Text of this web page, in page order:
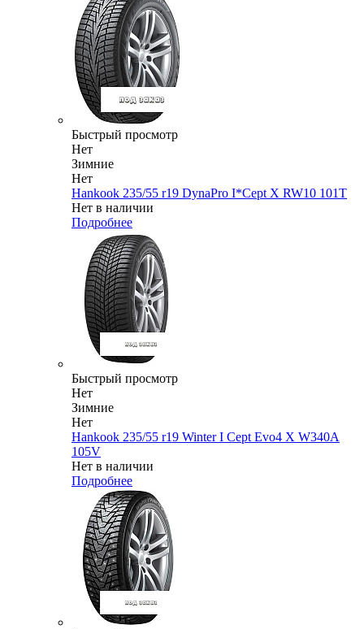
Быстрый просмотр
Нет
Зимние
Нет
Hankook 235/55 r19 DynaPro I*Cept X RW10 101T
Нет в наличии
Подробнее
Быстрый просмотр
Нет
Зимние
Нет
Hankook 235/55 r19 Winter I Cept Evo4 X W340A
105V
Нет в наличии
Подробнее